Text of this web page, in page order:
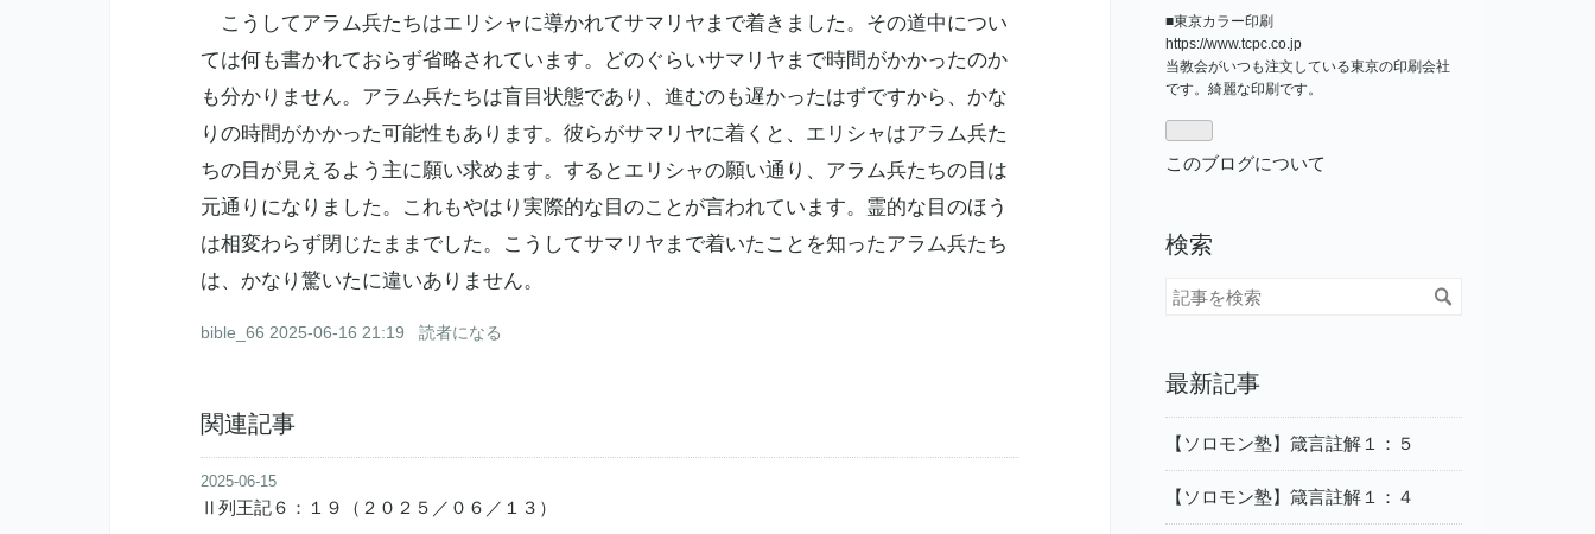
こうしてアラム兵たちはエリシャに導かれてサマリヤまで着きました。その道中につい
ては何も書かれておらず省略されています。どのぐらいサマリヤまで時間がかかったのか
も分かりません。アラム兵たちは盲目状態であり、進むのも遅かったはずですから、かな
りの時間がかかった可能性もあります。彼らがサマリヤに着くと、エリシャはアラム兵た
ちの目が見えるよう主に願い求めます。するとエリシャの願い通り、アラム兵たちの目は
元通りになりました。これもやはり実際的な目のことが言われています。霊的な目のほう
は相変わらず閉じたままでした。こうしてサマリヤまで着いたことを知ったアラム兵たち
は、かなり驚いたに違いありません。
bible_66 2025-06-16 21:19 読者になる
関連記事
2025-06-15
Ⅱ列王記６：１９（２０２５／０６／１３）
■東京カラー印刷
https://www.tcpc.co.jp
当教会がいつも注文している東京の印刷会社
です。綺麗な印刷です。
このブログについて
検索
最新記事
【ソロモン塾】箴言註解１：５
【ソロモン塾】箴言註解１：４